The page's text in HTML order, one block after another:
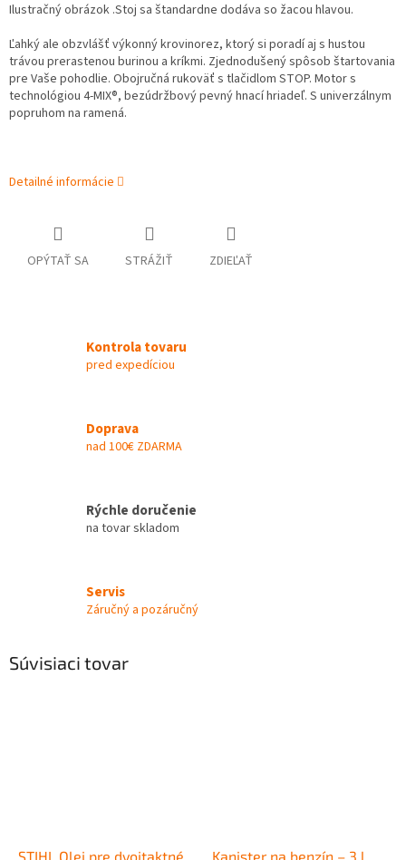
Ilustračný obrázok .Stoj sa štandardne dodáva so žacou hlavou.
Ľahký ale obzvlášť výkonný krovinorez, ktorý si poradí aj s hustou
trávou prerastenou burinou a kríkmi. Zjednodušený spôsob štartovania
pre Vaše pohodlie. Obojručná rukoväť s tlačidlom STOP. Motor s
technológiou 4-MIX®, bezúdržbový pevný hnací hriadeľ. S univerzálnym
popruhom na ramená.
Detailné informácie
OPÝTAŤ SA STRÁŽIŤ ZDIEĽAŤ
Kontrola tovaru
pred expedíciou
Doprava
nad 100€ ZDARMA
Rýchle doručenie
na tovar skladom
Servis
Záručný a pozáručný
Súvisiaci tovar
STIHL Olej pre dvojtaktné Kanister na benzín – 3 l,